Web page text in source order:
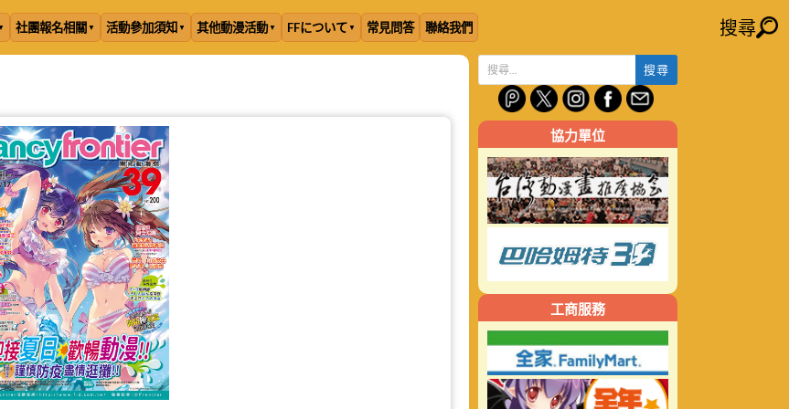
社團報名相關 活動參加須知 其他動漫活動 FFについて 常見問答 聯絡我們 搜尋
尋
關
鍵
字:
協力單位
工商服務